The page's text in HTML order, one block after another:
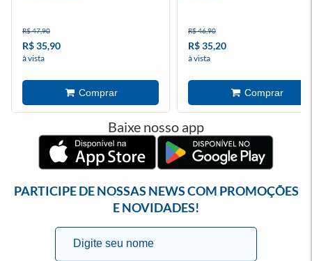
R$ 47,90
R$ 35,90
à vista
R$ 46,90
R$ 35,20
à vista
Baixe nosso app
PARTICIPE DE NOSSAS NEWS COM PROMOÇÕES
E NOVIDADES!